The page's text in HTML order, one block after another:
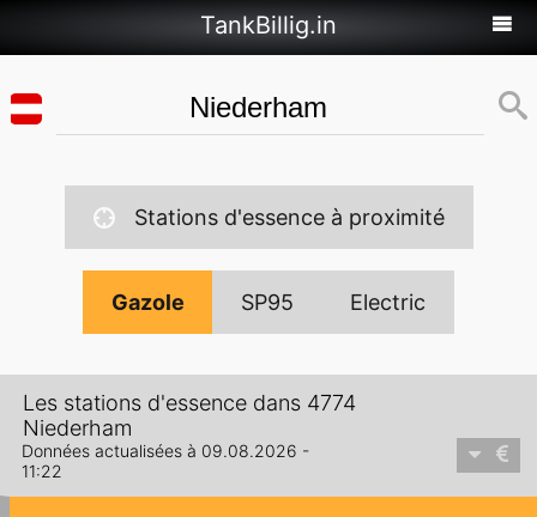
TankBillig.in
Stations d'essence à proximité
Gazole SP95 Electric
Les stations d'essence dans 4774
Niederham
Données actualisées à 09.08.2026 -
11:22